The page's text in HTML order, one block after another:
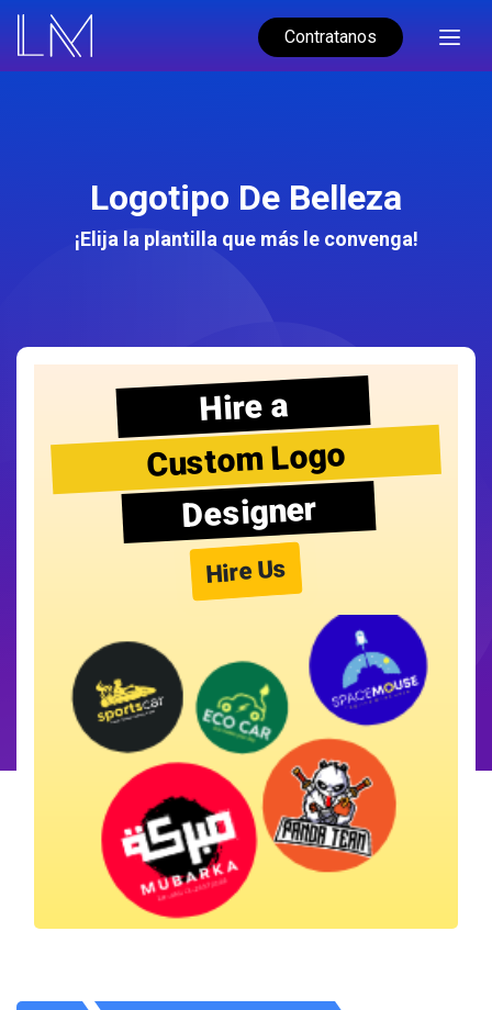
Contratanos
Logotipo De Belleza
¡Elija la plantilla que más le convenga!
Hire a
Custom Logo
Designer
Hire Us